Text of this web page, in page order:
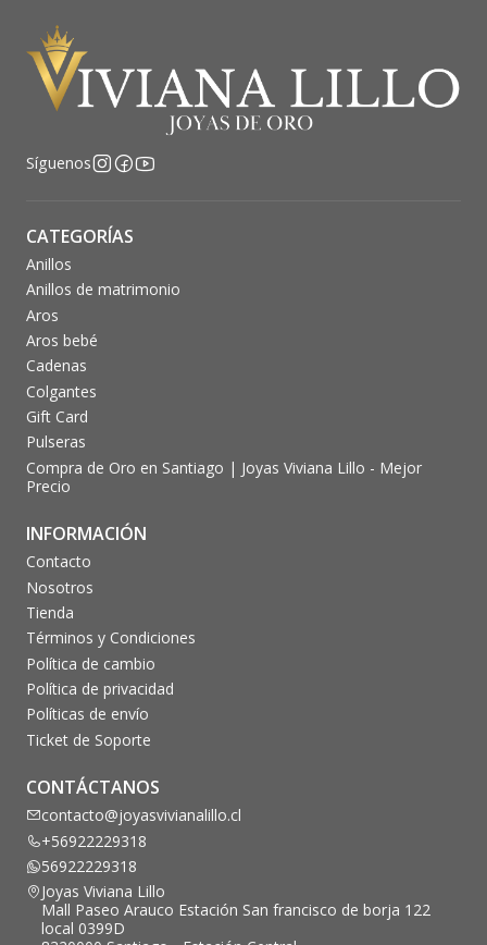
Síguenos
CATEGORÍAS
Anillos
Anillos de matrimonio
Aros
Aros bebé
Cadenas
Colgantes
Gift Card
Pulseras
Compra de Oro en Santiago | Joyas Viviana Lillo - Mejor
Precio
INFORMACIÓN
Contacto
Nosotros
Tienda
Términos y Condiciones
Política de cambio
Política de privacidad
Políticas de envío
Ticket de Soporte
CONTÁCTANOS
contacto@joyasvivianalillo.cl
+56922229318
56922229318
Joyas Viviana Lillo
Mall Paseo Arauco Estación San francisco de borja 122
local 0399D